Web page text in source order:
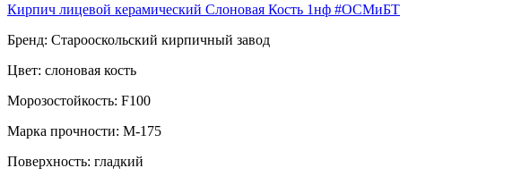
Кирпич лицевой керамический Слоновая Кость 1нф #ОСМиБТ
Бренд: Старооскольский кирпичный завод
Цвет: слоновая кость
Морозостойкость: F100
Марка прочности: М-175
Поверхность: гладкий